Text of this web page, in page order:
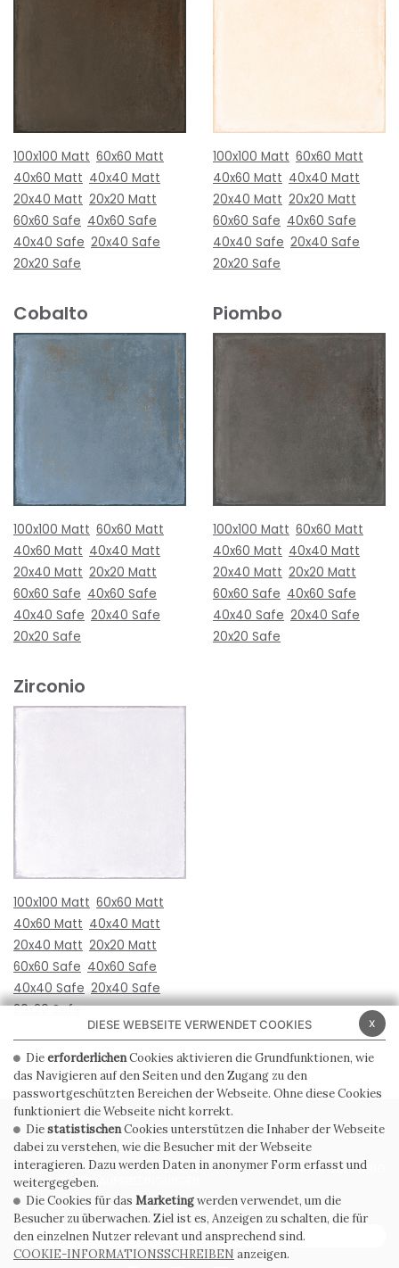
100x100 Matt 60x60 Matt
40x60 Matt 40x40 Matt
20x40 Matt 20x20 Matt
60x60 Safe 40x60 Safe
40x40 Safe 20x40 Safe
20x20 Safe
100x100 Matt 60x60 Matt
40x60 Matt 40x40 Matt
20x40 Matt 20x20 Matt
60x60 Safe 40x60 Safe
40x40 Safe 20x40 Safe
20x20 Safe
Cobalto
100x100 Matt 60x60 Matt
40x60 Matt 40x40 Matt
20x40 Matt 20x20 Matt
60x60 Safe 40x60 Safe
40x40 Safe 20x40 Safe
20x20 Safe
Piombo
100x100 Matt 60x60 Matt
40x60 Matt 40x40 Matt
20x40 Matt 20x20 Matt
60x60 Safe 40x60 Safe
40x40 Safe 20x40 Safe
20x20 Safe
Zirconio
100x100 Matt 60x60 Matt
40x60 Matt 40x40 Matt
20x40 Matt 20x20 Matt
60x60 Safe 40x60 Safe
40x40 Safe 20x40 Safe
20x20 Safe
PRIVACY POLICY COOKIE POLICY
ALLGEMEINE
VERKAUFSBEDINGUNGEN
WHISTLEBLOWING
ABONNIEREN SIE DEN NEWSLETTER
x
DIESE WEBSEITE VERWENDET COOKIES
DieerforderlichenCookies aktivieren die Grundfunktionen, wie
das Navigieren auf den Seiten und den Zugang zu den
passwortgeschützten Bereichen der Webseite. Ohne diese Cookies
funktioniert die Webseite nicht korrekt.
DiestatistischenCookies unterstützen die Inhaber der Webseite
dabei zu verstehen, wie die Besucher mit der Webseite
interagieren. Dazu werden Daten in anonymer Form erfasst und
weitergegeben.
Die Cookies für das Marketingwerden verwendet, um die
Besucher zu überwachen. Ziel ist es, Anzeigen zu schalten, die für
den einzelnen Nutzer relevant und ansprechend sind.
COOKIE-INFORMATIONSSCHREIBEN anzeigen.